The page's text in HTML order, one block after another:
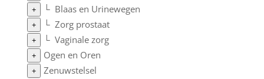
+ └ Blaas en Urinewegen
+ └ Zorg prostaat
+ └ Vaginale zorg
+ Ogen en Oren
+ Zenuwstelsel